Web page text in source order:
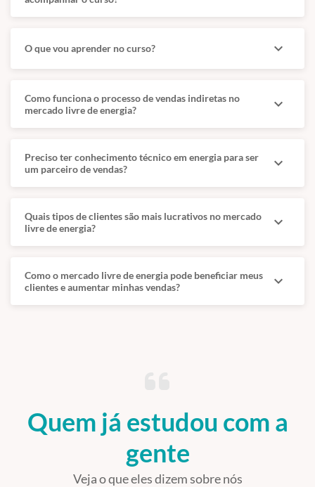
O que vou aprender no curso? expand_more
Como funciona o processo de vendas indiretas no
mercado livre de energia?
expand_more
Preciso ter conhecimento técnico em energia para ser
um parceiro de vendas?
expand_more
Quais tipos de clientes são mais lucrativos no mercado
livre de energia?
expand_more
Como o mercado livre de energia pode beneficiar meus
clientes e aumentar minhas vendas?
expand_more
Quem já estudou com a
gente
Veja o que eles dizem sobre nós